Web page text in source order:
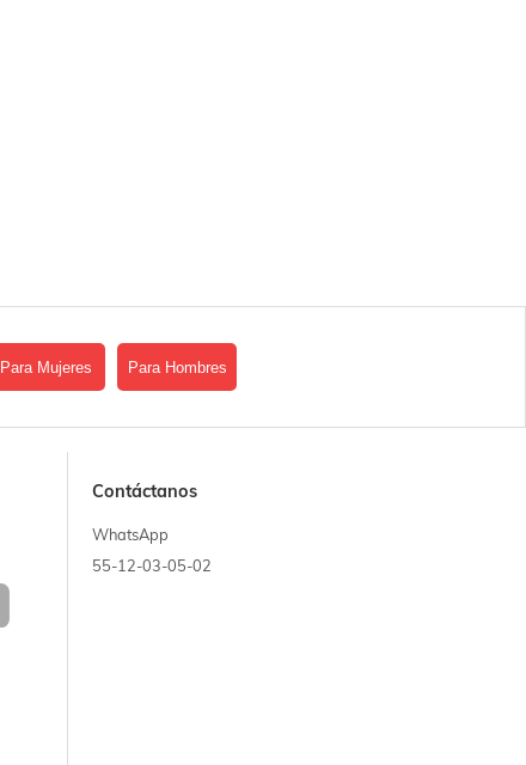
Para Mujeres Para Hombres
Contáctanos
WhatsApp
55-12-03-05-02